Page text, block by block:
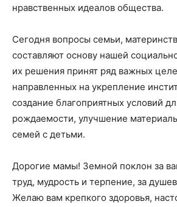
нравственных идеалов общества.
Сегодня вопросы семьи,
составляют основу нашей
их решения принят ряд важных
направленных на укрепление
создание благоприятных условий
рождаемости, улучшение
семей с детьми.
Дорогие мамы! Земной поклон за
труд, мудрость и терпение, за
Желаю вам крепкого здоровья,